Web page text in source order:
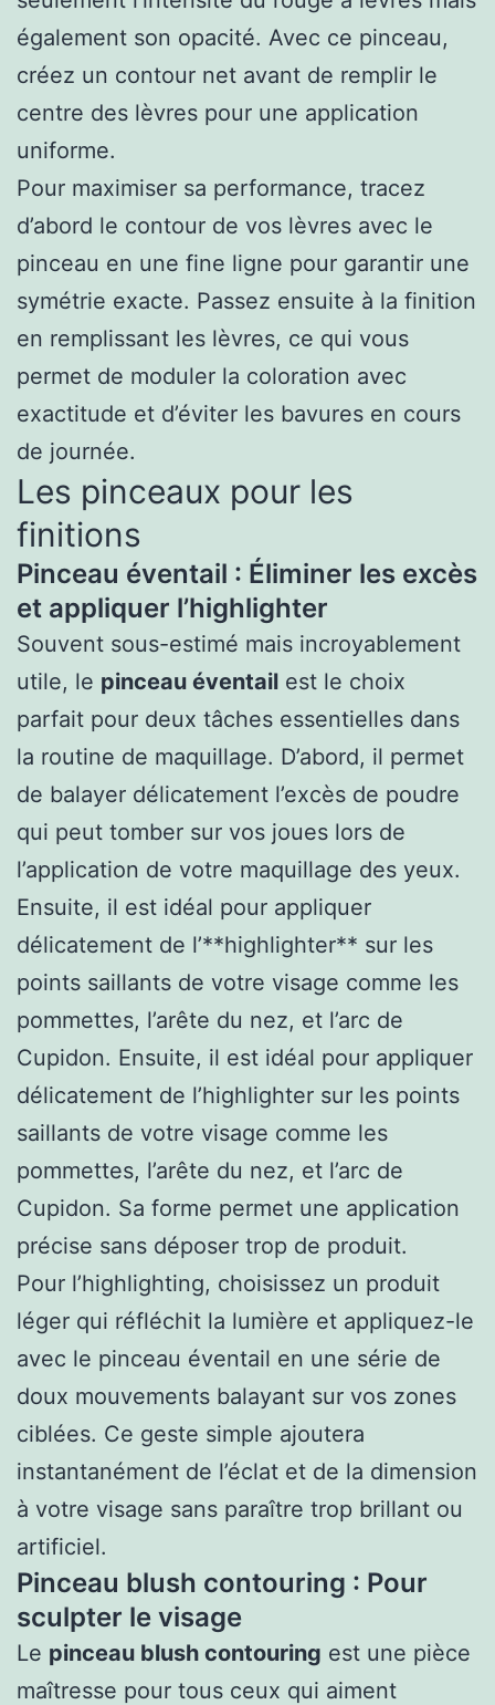
également son opacité. Avec ce pinceau,
créez un contour net avant de remplir le
centre des lèvres pour une application
uniforme.
Pour maximiser sa performance, tracez
d’abord le contour de vos lèvres avec le
pinceau en une fine ligne pour garantir une
symétrie exacte. Passez ensuite à la finition
en remplissant les lèvres, ce qui vous
permet de moduler la coloration avec
exactitude et d’éviter les bavures en cours
de journée.
Les pinceaux pour les
finitions
Pinceau éventail : Éliminer les excès
et appliquer l’highlighter
Souvent sous-estimé mais incroyablement
utile, le pinceau éventail est le choix
parfait pour deux tâches essentielles dans
la routine de maquillage. D’abord, il permet
de balayer délicatement l’excès de poudre
qui peut tomber sur vos joues lors de
l’application de votre maquillage des yeux.
Ensuite, il est idéal pour appliquer
délicatement de l’**highlighter** sur les
points saillants de votre visage comme les
pommettes, l’arête du nez, et l’arc de
Cupidon. Ensuite, il est idéal pour appliquer
délicatement de l’highlighter sur les points
saillants de votre visage comme les
pommettes, l’arête du nez, et l’arc de
Cupidon. Sa forme permet une application
précise sans déposer trop de produit.
Pour l’highlighting, choisissez un produit
léger qui réfléchit la lumière et appliquez-le
avec le pinceau éventail en une série de
doux mouvements balayant sur vos zones
ciblées. Ce geste simple ajoutera
instantanément de l’éclat et de la dimension
à votre visage sans paraître trop brillant ou
artificiel.
Pinceau blush contouring : Pour
sculpter le visage
Le pinceau blush contouring est une pièce
maîtresse pour tous ceux qui aiment